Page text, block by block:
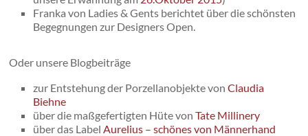
Franka von Ladies & Gents berichtet über die schönsten
Begegnungen zur Designers Open.
Oder unsere Blogbeiträge
zur Entstehung der Porzellanobjekte vonClaudia
Biehne
über die maßgefertigten Hüte vonTate Millinery
über das Label Aurelius – schönes von Männerhand